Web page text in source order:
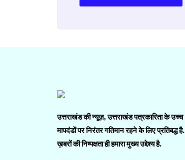
उत्तराखंड की न्यूज़, उत्तराखंड पत्रकारिता के उच्च
मापदंडों पर निरंतर गतिमान रहने के लिए प्रतिबद्ध है.
ख़बरों की निष्पक्षता ही हमारा मुख्य उद्देश्य है.